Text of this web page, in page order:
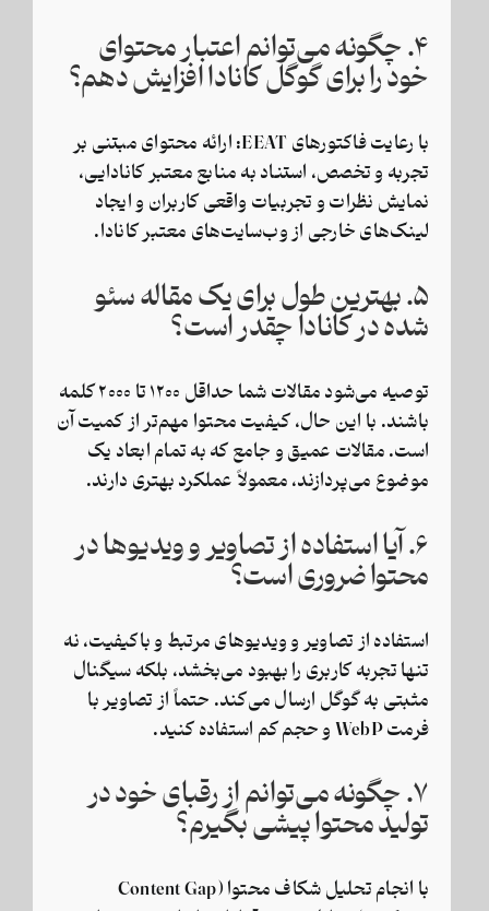
۴. چگونه می‌توانم اعتبار محتوای
خود را برای گوگل کانادا افزایش دهم؟
با رعایت فاکتورهای EEAT: ارائه محتوای مبتنی بر
تجربه و تخصص، استناد به منابع معتبر کانادایی،
نمایش نظرات و تجربیات واقعی کاربران و ایجاد
لینک‌های خارجی از وب‌سایت‌های معتبر کانادا.
۵. بهترین طول برای یک مقاله سئو
شده در کانادا چقدر است؟
توصیه می‌شود مقالات شما حداقل ۱۲۰۰ تا ۲۰۰۰ کلمه
باشند. با این حال، کیفیت محتوا مهم‌تر از کمیت آن
است. مقالات عمیق و جامع که به تمام ابعاد یک
موضوع می‌پردازند، معمولاً عملکرد بهتری دارند.
۶. آیا استفاده از تصاویر و ویدیوها در
محتوا ضروری است؟
استفاده از تصاویر و ویدیوهای مرتبط و باکیفیت، نه
تنها تجربه کاربری را بهبود می‌بخشد، بلکه سیگنال
مثبتی به گوگل ارسال می‌کند. حتماً از تصاویر با
فرمت WebP و حجم کم استفاده کنید.
۷. چگونه می‌توانم از رقبای خود در
تولید محتوا پیشی بگیرم؟
با انجام تحلیل شکاف محتوا (Content Gap